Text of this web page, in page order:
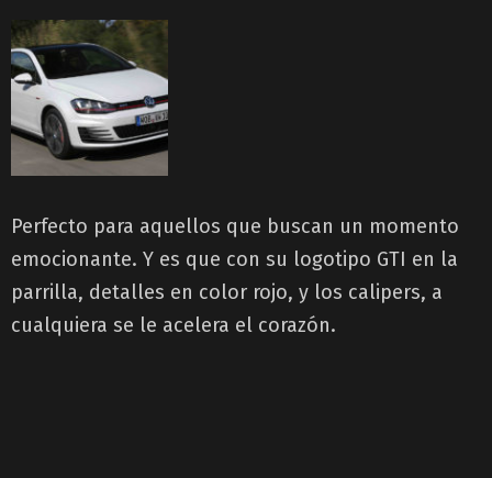
Perfecto para aquellos que buscan un momento
emocionante. Y es que con su logotipo GTI en la
parrilla, detalles en color rojo, y los calipers, a
cualquiera se le acelera el corazón.